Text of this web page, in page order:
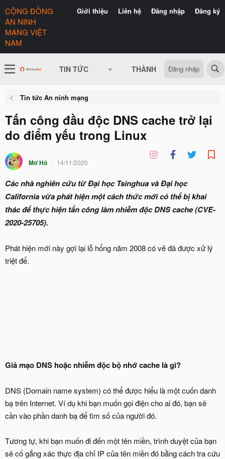
Giới thiệu Liên hệ Đăng nhập Đăng ký
CỘNG ĐỒNG
AN NINH
MẠNG VIỆT
NAM
TIN TỨC THÀNH VIÊN CÓ GÌ
Đăng nhập
Tin tức An ninh mạng
Tấn công đầu độc DNS cache trở lại
do điểm yếu trong Linux
Mơ Hồ 14/11/2020
Các nhà nghiên cứu từ Đại học Tsinghua và Đại học
California vừa phát hiện một cách thức mới có thể bị khai
thác để thực hiện tấn công làm nhiễm độc DNS cache (CVE-
2020-25705).
Phát hiện mới này gợi lại lỗ hổng năm 2008 có vẻ đã được xử lý
triệt để.
Giả mạo DNS hoặc nhiễm độc bộ nhớ cache là gì?
DNS (Domain name system) có thể được hiểu là một cuốn danh
bạ trên Internet. Ví dụ khi bạn muốn gọi điện cho ai đó, bạn sẽ
cần vào phần danh bạ để tìm số của người đó.
Tương tự, khi bạn muốn đi đến một tên miền, trình duyệt của bạn
sẽ cố gắng xác thực địa chỉ IP của tên miền đó bằng cách tra cứu